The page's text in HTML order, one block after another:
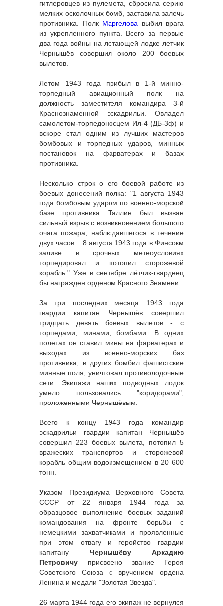
гитлеровцев из пулемета, сбросила серию
мелких осколочных бомб, заставила залечь
противника. Полк Маргелова выбил врага
из укрепленного пункта. Всего за первые
два года войны на летающей лодке летчик
Чернышёв совершил около 200 боевых
вылетов.
Летом 1943 года прибыл в 1-й минно-
торпедный авиационный полк на
должность заместителя командира 3-й
Краснознаменной эскадрильи. Овладел
самолетом-торпедоносцем Ил-4 (ДБ-3ф) и
вскоре стал одним из лучших мастеров
бомбовых и торпедных ударов, минных
постановок на фарватерах и базах
противника.
Несколько строк о его боевой работе из
боевых донесений полка: "1 августа 1943
года бомбовым ударом по военно-морской
базе противника Таллин был вызван
сильный взрыв с возникновением большого
очага пожара, наблюдавшегося в течение
двух часов... 8 августа 1943 года в Финсокм
заливе в срочных метеоусловиях
торпедировал и потопил сторожевой
корабль." Уже в сентябре лётчик-гвардеец
бы награжден орденом Красного Знамени.
За три последних месяца 1943 года
гвардии капитан Чернышёв совершил
тридцать девять боевых вылетов - с
торпедами, минами, бомбами. В одних
полетах он ставил мины на фарватерах и
выходах из военно-морских баз
противника, в других бомбил фашистские
минные поля, уничтожал противолодочные
сети. Экипажи наших подводных лодок
умело пользовались "коридорами",
проложенными Чернышёвым.
Всего к концу 1943 года командир
эскадрильи гвардии капитан Чернышёв
совершил 223 боевых вылета, потопил 5
вражеских транспортов и сторожевой
корабль общим водоизмещением в 20 600
тонн.
Указом Президиума Верховного Совета
СССР от 22 января 1944 года за
образцовое выполнение боевых заданий
командования на фронте борьбы с
немецкими захватчиками и проявленные
при этом отвагу и геройство гвардии
капитану Чернышёву Аркадию
Петровичу присвоено звание Героя
Советского Союза с вручением ордена
Ленина и медали "Золотая Звезда".
26 марта 1944 года его экипаж не вернулся